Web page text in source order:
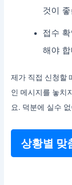
것이
접수
해야
제가 직접 신청할
인 메시지를 놓치
요. 덕분에 실수
상황별 맞